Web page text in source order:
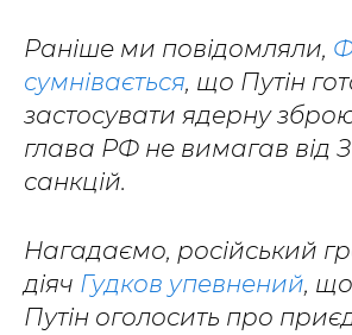
Раніше ми повідомляли,
сумнівається, що Путін
застосувати ядерну
глава РФ не вимагав від
санкцій.
Нагадаємо, російський
діяч Гудков упевнений,
Путін оголосить про